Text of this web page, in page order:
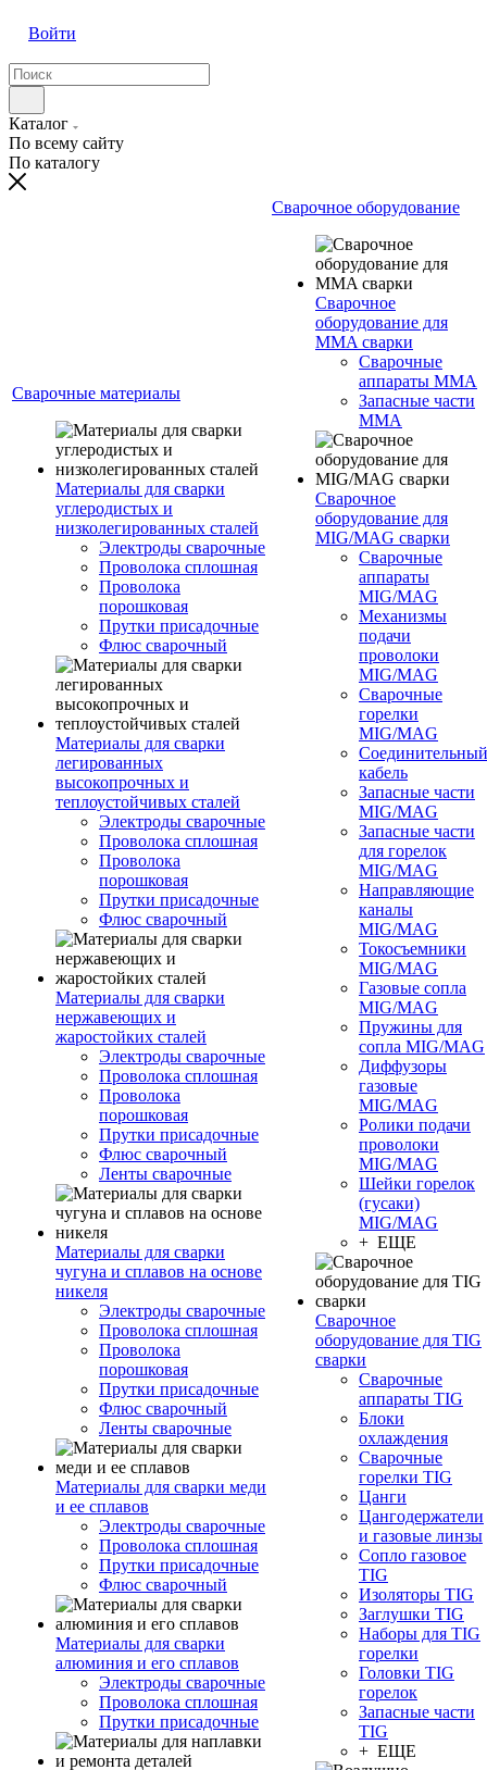
Войти
Каталог
По всему сайту
По каталогу
Сварочные материалы
Материалы для сварки
углеродистых и
низколегированных сталей
Электроды сварочные
Проволока сплошная
Проволока
порошковая
Прутки присадочные
Флюс сварочный
Материалы для сварки
легированных
высокопрочных и
теплоустойчивых сталей
Электроды сварочные
Проволока сплошная
Проволока
порошковая
Прутки присадочные
Флюс сварочный
Материалы для сварки
нержавеющих и
жаростойких сталей
Электроды сварочные
Проволока сплошная
Проволока
порошковая
Прутки присадочные
Флюс сварочный
Ленты сварочные
Материалы для сварки
чугуна и сплавов на основе
никеля
Электроды сварочные
Проволока сплошная
Проволока
порошковая
Прутки присадочные
Флюс сварочный
Ленты сварочные
Материалы для сварки меди
и ее сплавов
Электроды сварочные
Проволока сплошная
Прутки присадочные
Флюс сварочный
Материалы для сварки
алюминия и его сплавов
Электроды сварочные
Проволока сплошная
Прутки присадочные
Сварочное оборудование
Сварочное
оборудование для
MMA сварки
Сварочные
аппараты MMA
Запасные части
MMA
Сварочное
оборудование для
MIG/MAG сварки
Сварочные
аппараты
MIG/MAG
Механизмы
подачи
проволоки
MIG/MAG
Сварочные
горелки
MIG/MAG
Соединительный
кабель
Запасные части
MIG/MAG
Запасные части
для горелок
MIG/MAG
Направляющие
каналы
MIG/MAG
Токосъемники
MIG/MAG
Газовые сопла
MIG/MAG
Пружины для
сопла MIG/MAG
Диффузоры
газовые
MIG/MAG
Ролики подачи
проволоки
MIG/MAG
Шейки горелок
(гусаки)
MIG/MAG
+ ЕЩЕ
Сварочное
оборудование для TIG
сварки
Сварочные
аппараты TIG
Блоки
охлаждения
Сварочные
горелки TIG
Цанги
Цангодержатели
и газовые линзы
Сопло газовое
TIG
Изоляторы TIG
Заглушки TIG
Наборы для TIG
горелки
Головки TIG
горелок
Запасные части
TIG
+ ЕЩЕ